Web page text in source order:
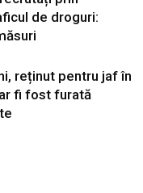
de droguri:
reținut pentru jaf în
fi fost furată